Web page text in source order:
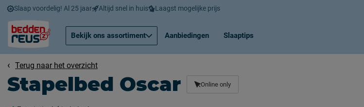
Slaap voordelig! Al 25 jaar Altijd snel in huis Laagst mogelijke prijs
Bekijk ons assortiment Aanbiedingen Slaaptips
Terug naar het overzicht
Stapelbed Oscar Online only